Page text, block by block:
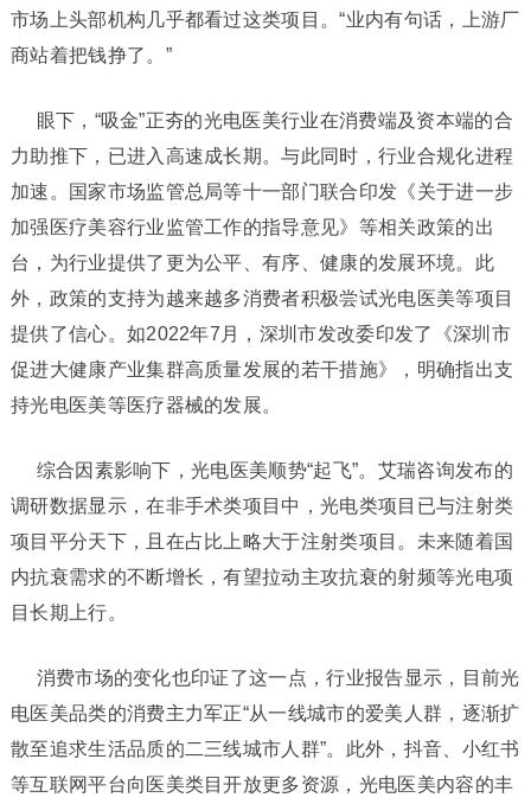
市场上头部机构几乎都看过这类项目。“业内有句话，上游厂
商站着把钱挣了。”
眼下，“吸金”正夯的光电医美行业在消费端及资本端的合
力助推下，已进入高速成长期。与此同时，行业合规化进程
加速。国家市场监管总局等十一部门联合印发《关于进一步
加强医疗美容行业监管工作的指导意见》等相关政策的出
台，为行业提供了更为公平、有序、健康的发展环境。此
外，政策的支持为越来越多消费者积极尝试光电医美等项目
提供了信心。如2022年7月，深圳市发改委印发了《深圳市
促进大健康产业集群高质量发展的若干措施》，明确指出支
持光电医美等医疗器械的发展。
综合因素影响下，光电医美顺势“起飞”。艾瑞咨询发布的
调研数据显示，在非手术类项目中，光电类项目已与注射类
项目平分天下，且在占比上略大于注射类项目。未来随着国
内抗衰需求的不断增长，有望拉动主攻抗衰的射频等光电项
目长期上行。
消费市场的变化也印证了这一点，行业报告显示，目前光
电医美品类的消费主力军正“从一线城市的爱美人群，逐渐扩
散至追求生活品质的二三线城市人群”。此外，抖音、小红书
等互联网平台向医美类目开放更多资源，光电医美内容的丰